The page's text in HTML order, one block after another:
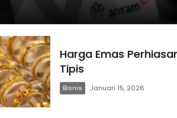
Harga Emas
Tipis
Bisnis Januari 15, 2026